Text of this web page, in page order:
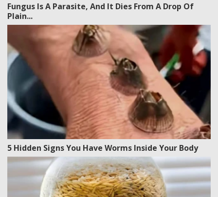
Fungus Is A Parasite, And It Dies From A Drop Of
Plain...
5 Hidden Signs You Have Worms Inside Your Body